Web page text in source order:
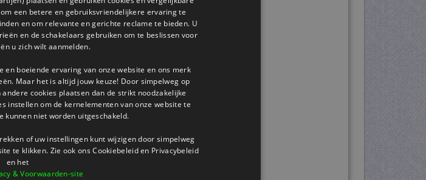
een ​​betere en gebruiksvriendelijkere ervaring te
en om relevante en gerichte reclame te bieden. U
en de schakelaars gebruiken om te beslissen voor
u zich wilt aanmelden.
en boeiende ervaring van onze website en ons merk
Maar het is altijd jouw keuze! Door simpelweg op
cookies plaatsen dan de strikt noodzakelijke
instellen om de kernelementen van onze website te
kunnen niet worden uitgeschakeld.
of uw instellingen kunt wijzigen door simpelweg
te klikken. Zie ook ons ​​Cookiebeleid en Privacybeleid
en het
& Voorwaarden-site